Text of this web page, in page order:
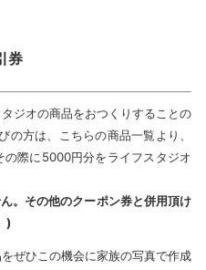
券
ジオの商品をおつくりすることの
方は、こちらの商品一覧より、
際に5000円分をライフスタジオ
。その他のクーポン券と併用頂け
)
ぜひこの機会に家族の写真で作成